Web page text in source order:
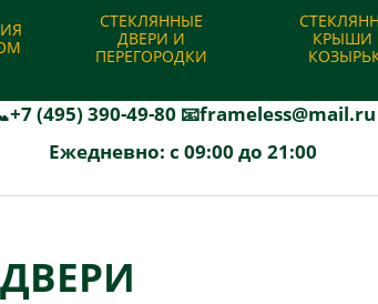
Акции и скидки|Калькулятор |
и установка безрамного
(495) 390-49-80 📧frameless@mail.ru
Ежедневно: с 09:00 до 21:00
СТЕКЛЯННЫЕ
ДВЕРИ И
ПЕРЕГОРОДКИ
КРЫШИ